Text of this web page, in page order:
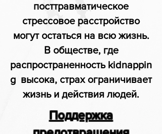
посттравматическое
стрессовое расстройство
могут остаться на всю жизнь.
В обществе, где
распространенность kidnappin
g высока, страх ограничивает
жизнь и действия людей.
Поддержка